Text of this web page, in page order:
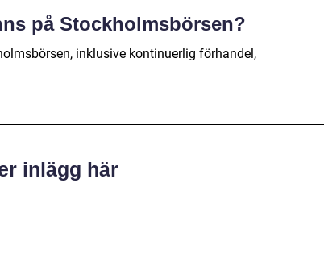
på Stockholmsbörsen?
inklusive kontinuerlig förhandel,
inlägg här